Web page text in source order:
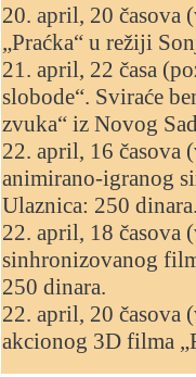
20. april, 20 časova
„Praćka“ u režiji
21. april, 22 časa
slobode“. Sviraće
zvuka“ iz Novog
22. april, 16 časova
animirano-igranog
Ulaznica: 250 dinara.
22. april, 18 časova
sinhronizovanog
250 dinara.
22. april, 20 časova
akcionog 3D filma